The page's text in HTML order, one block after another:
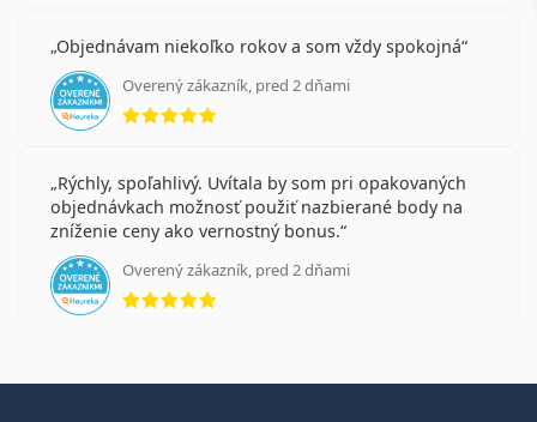
Objednávam niekoľko rokov a som vždy spokojná
Overený zákazník, pred 2 dňami
hodnotenie 5 z 5
Rýchly, spoľahlivý. Uvítala by som pri opakovaných
objednávkach možnosť použiť nazbierané body na
zníženie ceny ako vernostný bonus.
Overený zákazník, pred 2 dňami
hodnotenie 5 z 5